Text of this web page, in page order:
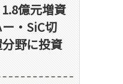
億元増資
・SiC切
野に投資